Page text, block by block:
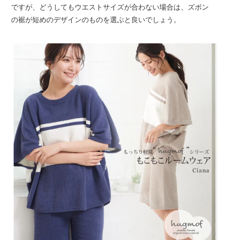
ですが、どうしてもウエストサイズが合わない場合は、ズボン
の裾が短めのデザインのものを選ぶと良いでしょう。